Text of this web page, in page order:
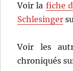
Voir la fiche
Schlesinger
Voir les
chroniqués